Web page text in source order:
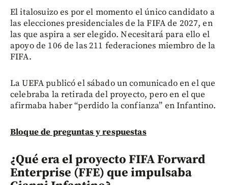
El italosuizo es por el momento el único candidato a
las elecciones presidenciales de la FIFA de 2027, en
las que aspira a ser elegido. Necesitará para ello el
apoyo de 106 de las 211 federaciones miembro de la
FIFA.
La UEFA publicó el sábado un comunicado en el que
celebraba la retirada del proyecto, pero en el que
afirmaba haber “perdido la confianza” en Infantino.
Bloque de preguntas y respuestas
¿Qué era el proyecto FIFA Forward
Enterprise (FFE) que impulsaba